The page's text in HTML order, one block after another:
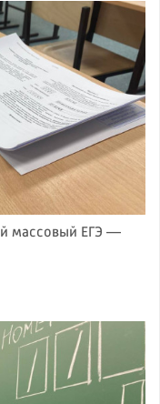
массовый ЕГЭ —